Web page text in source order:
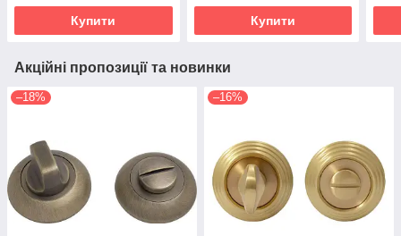
Купити Купити
Акційні пропозиції та новинки
–18% –16%